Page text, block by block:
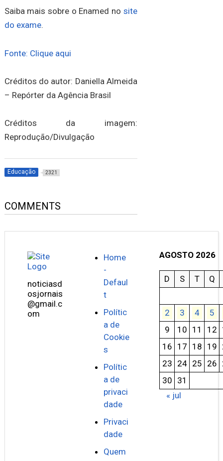
Saiba mais sobre o Enamed no site
do exame.
Fonte: Clique aqui
Créditos do autor: Daniella Almeida
– Repórter da Agência Brasil
Créditos da imagem:
Reprodução/Divulgação
Educação 2321
COMMENTS
noticiasd
osjornais
@gmail.c
om
Home
-
Defaul
t
Polític
a de
Cookie
s
Polític
a de
privaci
dade
Privaci
dade
Quem
AGOSTO 2026
D S T Q
2 3 4
5
9
10 11 12
16 17 18 19
23 24 25 26
30 31
« jul